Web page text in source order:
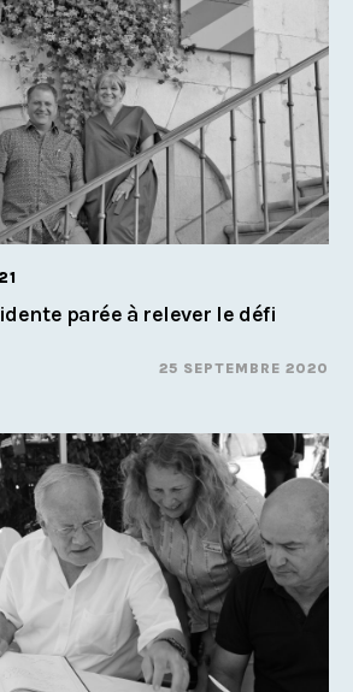
parée à relever le défi
25 SEPTEMBRE 2020